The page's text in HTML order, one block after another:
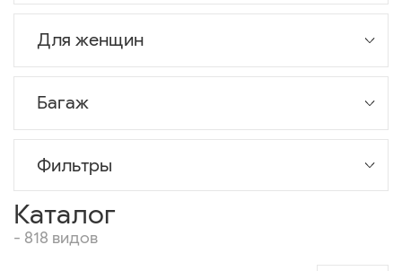
Для женщин
Багаж
Фильтры
Каталог
- 818 видов